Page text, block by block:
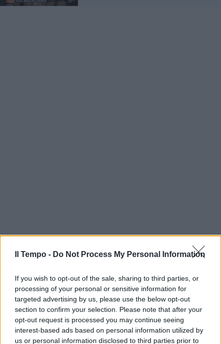
Il Tempo - Do Not Process My Personal Information
If you wish to opt-out of the sale, sharing to third parties, or
processing of your personal or sensitive information for
targeted advertising by us, please use the below opt-out
section to confirm your selection. Please note that after your
opt-out request is processed you may continue seeing
interest-based ads based on personal information utilized by
us or personal information disclosed to third parties prior to